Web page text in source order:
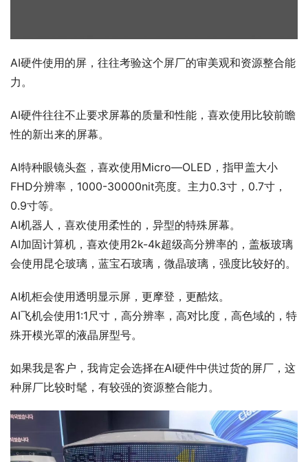
AI硬件使用的屏，往往考验这个屏厂的审美观和资源整合能
力。
AI硬件往往不止要求屏幕的质量和性能，喜欢使用比较前瞻
性的新出来的屏幕。
AI特种眼镜头盔，喜欢使用Micro—OLED，指甲盖大小
FHD分辨率，1000-30000nit亮度。主力0.3寸，0.7寸，
0.9寸等。
AI机器人，喜欢使用柔性的，异型的特殊屏幕。
AI加固计算机，喜欢使用2k-4k超级高分辨率的，盖板玻璃
会使用昆仑玻璃，蓝宝石玻璃，微晶玻璃，强度比较好的。
AI机柜会使用透明显示屏，更摩登，更酷炫。
AI飞机会使用1:1尺寸，高分辨率，高对比度，高色域的，特
殊开模光罩的液晶屏型号。
如果我是客户，我肯定会选择在AI硬件中供过货的屏厂，这
种屏厂比较时髦，有较强的资源整合能力。